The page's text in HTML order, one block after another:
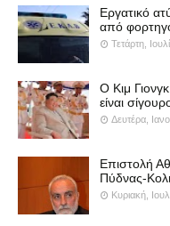
Εργατικό
από
Τετάρτη,
Ο Κιμ
είναι
Δευτέρα,
Επιστολή
Πύδνας-
Κυριακή,